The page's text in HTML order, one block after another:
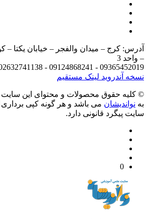
3
09365452019 - 09124868241 -
آندرویدلینک مستقیم
حقوق محصولات و محتوای اين سایت
می باشد و هر گونه کپی برداری از
پیگرد قانونی دارد.